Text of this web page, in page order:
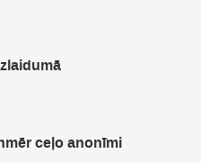
ceļo anonīmi